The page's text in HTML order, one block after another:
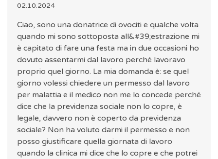
02.10.2024
Ciao, sono una donatrice di ovociti e qualche volta
quando mi sono sottoposta all&#39;estrazione mi
è capitato di fare una festa ma in due occasioni ho
dovuto assentarmi dal lavoro perché lavoravo
proprio quel giorno. La mia domanda è: se quel
giorno volessi chiedere un permesso dal lavoro
per malattia e il medico non me lo concede perché
dice che la previdenza sociale non lo copre, è
legale, davvero non è coperto da previdenza
sociale? Non ha voluto darmi il permesso e non
posso giustificare quella giornata di lavoro
quando la clinica mi dice che lo copre e che potrei